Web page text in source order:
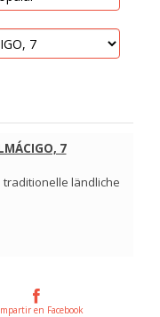
7
traditionelle ländliche
en Facebook